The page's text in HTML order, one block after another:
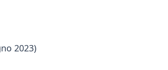
2023)